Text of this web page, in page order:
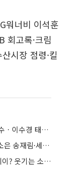
워너비 이석훈
회고록·크림
시장 점령·킬
SG워너비 이석훈 결혼ㆍ크림빵 뺑소니 자수ㆍ이수경 태도 논란ㆍ최정윤 남편 윤태준ㆍ청와대 MB 회고록ㆍ어린이집 원장ㆍ킬미힐미 지성 차도ㆍ송영근 발언ㆍ땅콩회항 2차 공판ㆍ금연치료 건보 적용
크림빵 뺑소니 자수·해피투게더 최정윤·김소은 송재림·세계에서 가장 아름다운 여성·김재원 화정 출연·KT 적자전환 ·김희범 문체부 1차관·낮부터 찬바람·이국주 가족끼리 왜이래·땅콩회항 2차 공판
청년실업 10%대 ‘심각’…"이런데도 열정페이? 웃기는 소리!"